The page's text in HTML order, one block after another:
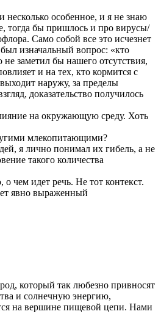
особенное, и я не знаю
тогда бы пришлось и про вирусы/
Само собой все это исчезнет
изначальный вопрос: «кто
заметил бы нашего отсутствия,
и на тех, кто кормится с
наружу, за пределы
доказательство получилось
на окружающую среду. Хоть
млекопитающими?
я лично понимал их гибель, а не
такого количества
чем идет речь. Не тот контекст.
явно выраженный
который так любезно привносят
и солнечную энергию,
на вершине пищевой цепи. Нами